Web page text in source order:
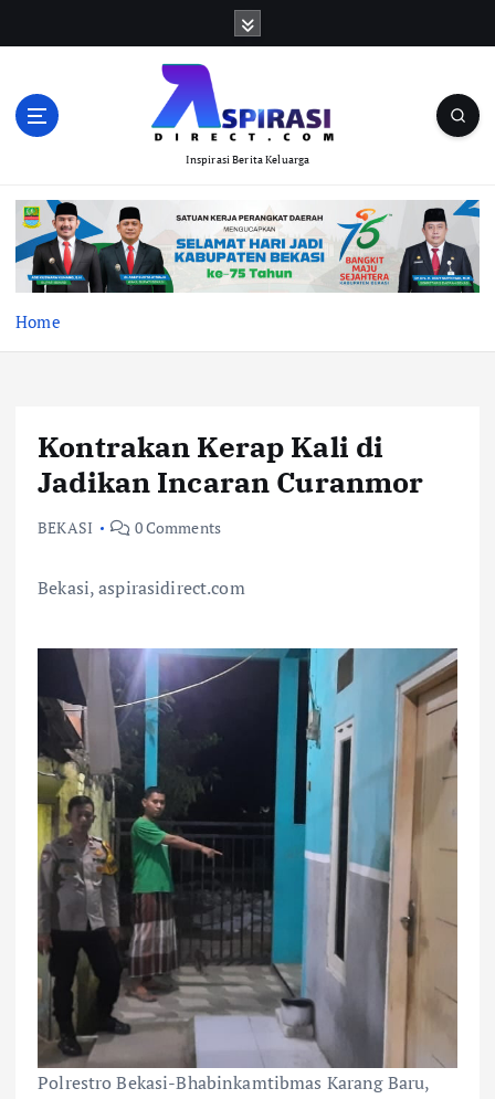
Inspirasi Berita Keluarga
Home
Kontrakan Kerap Kali di
Jadikan Incaran Curanmor
BEKASI 0 Comments
Bekasi, aspirasidirect.com
Polrestro Bekasi-Bhabinkamtibmas Karang Baru,